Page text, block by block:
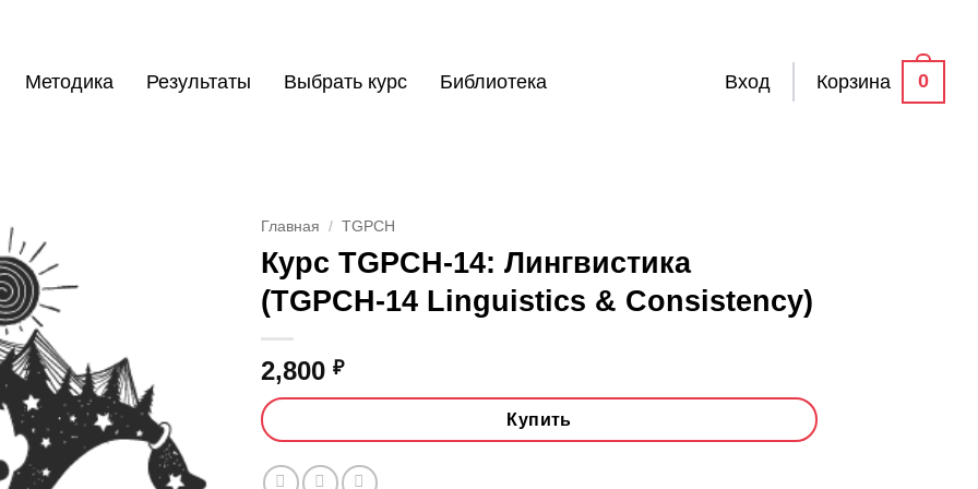
Методика Результаты Выбрать курс Библиотека Вход Корзина 0
Главная / TGPCH
Курс TGPCH-14: Лингвистика
(TGPCH-14 Linguistics & Consistency)
2,800 ₽
Купить